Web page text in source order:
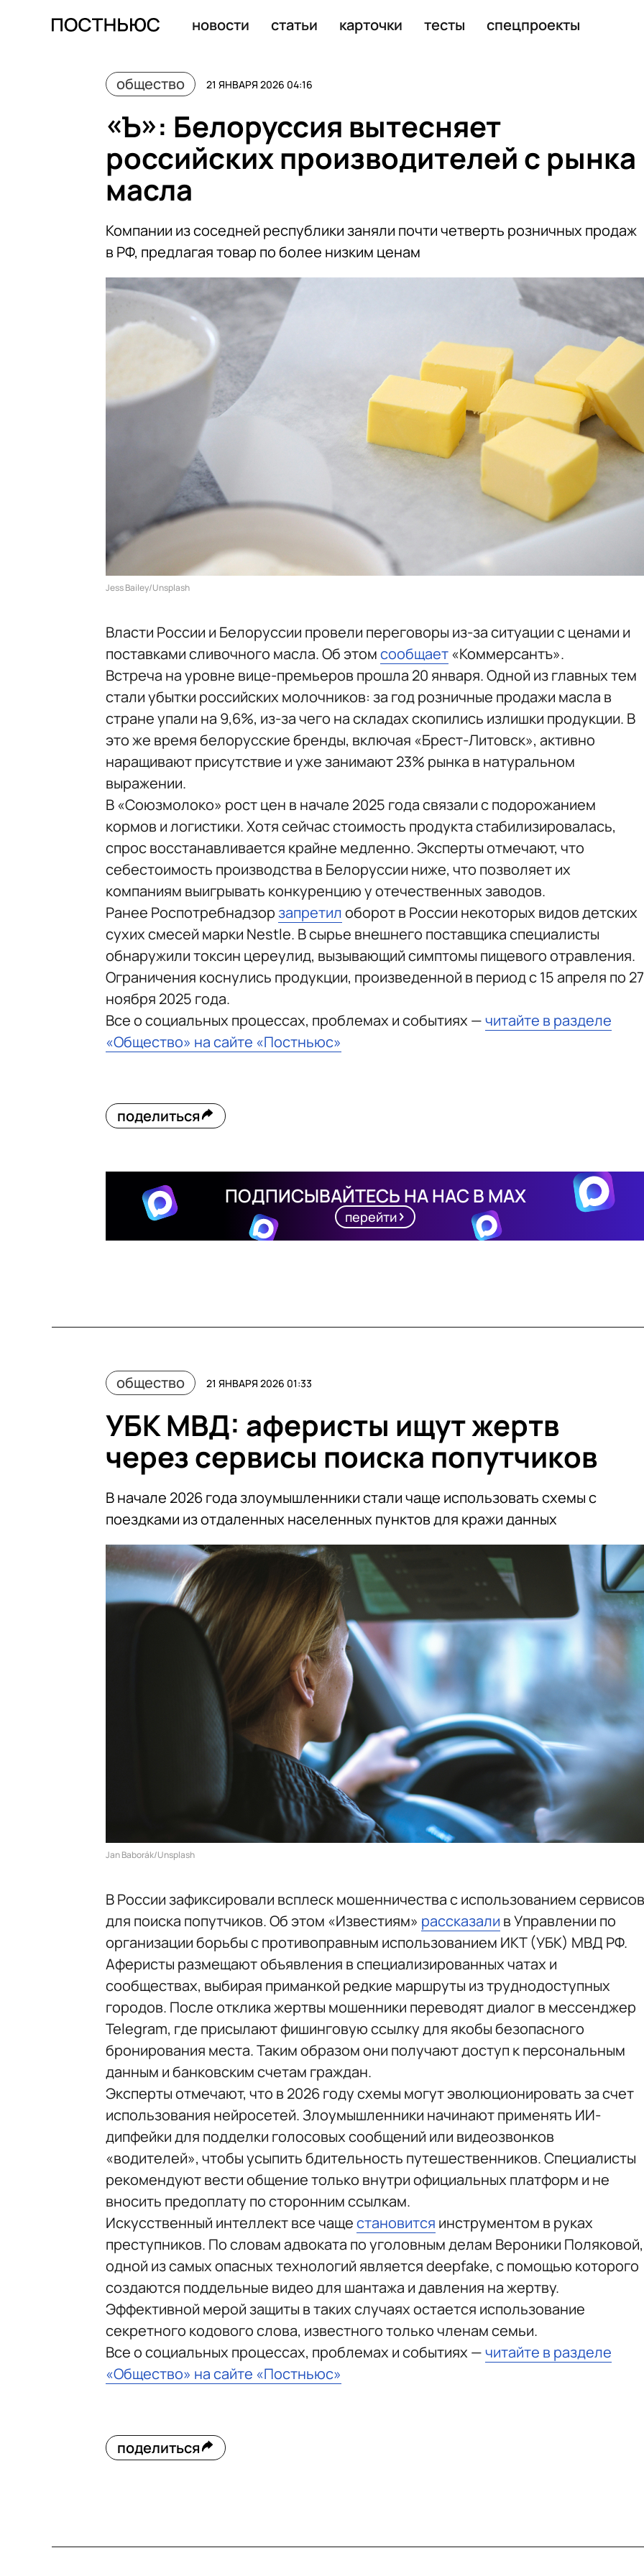
новости статьи карточки тесты спецпроекты
общество 21 ЯНВАРЯ 2026 04:16
«Ъ»: Белоруссия вытесняет
российских производителей с рынка
масла
Компании из соседней республики заняли почти четверть розничных продаж
в РФ, предлагая товар по более низким ценам
Jess Bailey/Unsplash
Власти России и Белоруссии провели переговоры из-за ситуации с ценами и
поставками сливочного масла. Об этомсообщает«Коммерсантъ».
Встреча на уровне вице-премьеров прошла 20 января. Одной из главных тем
стали убытки российских молочников: за год розничные продажи масла в
стране упали на 9,6%, из-за чего на складах скопились излишки продукции. В
это же время белорусские бренды, включая «Брест-Литовск», активно
наращивают присутствие и уже занимают 23% рынка в натуральном
выражении.
В «Союзмолоко» рост цен в начале 2025 года связали с подорожанием
кормов и логистики. Хотя сейчас стоимость продукта стабилизировалась,
спрос восстанавливается крайне медленно. Эксперты отмечают, что
себестоимость производства в Белоруссии ниже, что позволяет их
компаниям выигрывать конкуренцию у отечественных заводов.
Ранее Роспотребнадзорзапретилоборот в России некоторых видов детских
сухих смесей марки Nestle. В сырье внешнего поставщика специалисты
обнаружили токсин цереулид, вызывающий симптомы пищевого отравления.
Ограничения коснулись продукции, произведенной в период с 15 апреля по 27
ноября 2025 года.
Все о социальных процессах, проблемах и событиях —читайте в разделе
«Общество» на сайте «Постньюс»
поделиться
ПОДПИСЫВАЙТЕСЬ НА НАС В MAX
перейти
общество 21 ЯНВАРЯ 2026 01:33
УБК МВД: аферисты ищут жертв
через сервисы поиска попутчиков
В начале 2026 года злоумышленники стали чаще использовать схемы с
поездками из отдаленных населенных пунктов для кражи данных
Jan Baborák/Unsplash
В России зафиксировали всплеск мошенничества с использованием сервисов
для поиска попутчиков. Об этом «Известиям» рассказали в Управлении по
организации борьбы с противоправным использованием ИКТ (УБК) МВД РФ.
Аферисты размещают объявления в специализированных чатах и
сообществах, выбирая приманкой редкие маршруты из труднодоступных
городов. После отклика жертвы мошенники переводят диалог в мессенджер
Telegram, где присылают фишинговую ссылку для якобы безопасного
бронирования места. Таким образом они получают доступ к персональным
данным и банковским счетам граждан.
Эксперты отмечают, что в 2026 году схемы могут эволюционировать за счет
использования нейросетей. Злоумышленники начинают применять ИИ-
дипфейки для подделки голосовых сообщений или видеозвонков
«водителей», чтобы усыпить бдительность путешественников. Специалисты
рекомендуют вести общение только внутри официальных платформ и не
вносить предоплату по сторонним ссылкам.
Искусственный интеллект все чащестановится инструментом в руках
преступников. По словам адвоката по уголовным делам Вероники Поляковой,
одной из самых опасных технологий является deepfake, с помощью которого
создаются поддельные видео для шантажа и давления на жертву.
Эффективной мерой защиты в таких случаях остается использование
секретного кодового слова, известного только членам семьи.
Все о социальных процессах, проблемах и событиях —читайте в разделе
«Общество» на сайте «Постньюс»
поделиться